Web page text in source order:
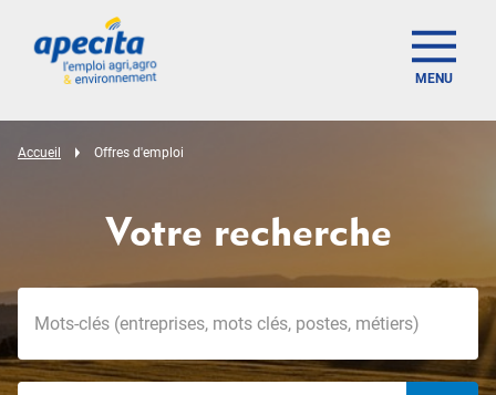
MENU
Accueil Offres d'emploi
Votre recherche